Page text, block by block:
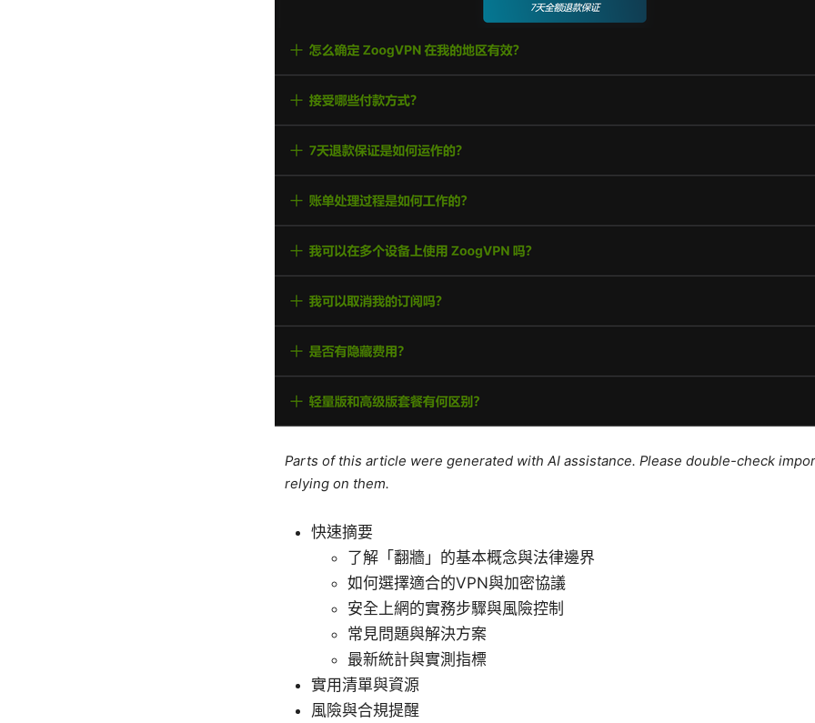
Parts of this article were generated with AI assistance. Please double-check
relying on them.
快速摘要
了解「翻牆」的基本概念與法律邊界
如何選擇適合的VPN與加密協議
安全上網的實務步驟與風險控制
常見問題與解決方案
最新統計與實測指標
實用清單與資源
風險與合規提醒